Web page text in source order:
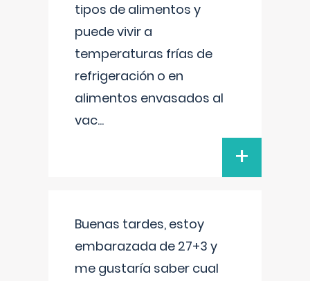
tipos de alimentos y
puede vivir a
temperaturas frías de
refrigeración o en
alimentos envasados al
vac...
+
Buenas tardes, estoy
embarazada de 27+3 y
me gustaría saber cual